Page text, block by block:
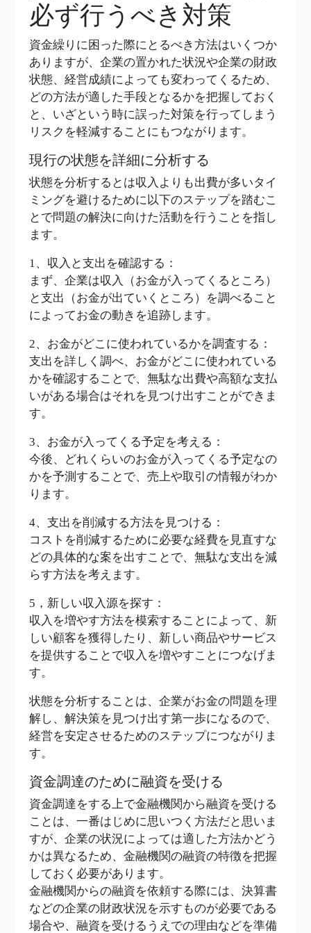
必ず行うべき対策
資金繰りに困った際にとるべき方法はいくつか
ありますが、企業の置かれた状況や企業の財政
状態、経営成績によっても変わってくるため、
どの方法が適した手段となるかを把握しておく
と、いざという時に誤った対策を行ってしまう
リスクを軽減することにもつながります。
現行の状態を詳細に分析する
状態を分析するとは収入よりも出費が多いタイ
ミングを避けるために以下のステップを踏むこ
とで問題の解決に向けた活動を行うことを指し
ます。
1、収入と支出を確認する：
まず、企業は収入（お金が入ってくるところ）
と支出（お金が出ていくところ）を調べること
によってお金の動きを追跡します。
2、お金がどこに使われているかを調査する：
支出を詳しく調べ、お金がどこに使われている
かを確認することで、無駄な出費や高額な支払
いがある場合はそれを見つけ出すことができま
す。
3、お金が入ってくる予定を考える：
今後、どれくらいのお金が入ってくる予定なの
かを予測することで、売上や取引の情報がわか
ります。
4、支出を削減する方法を見つける：
コストを削減するために必要な経費を見直すな
どの具体的な案を出すことで、無駄な支出を減
らす方法を考えます。
5，新しい収入源を探す：
収入を増やす方法を模索することによって、新
しい顧客を獲得したり、新しい商品やサービス
を提供することで収入を増やすことにつなげま
す。
状態を分析することは、企業がお金の問題を理
解し、解決策を見つけ出す第一歩になるので、
経営を安定させるためのステップにつながりま
す。
資金調達のために融資を受ける
資金調達をする上で金融機関から融資を受ける
ことは、一番はじめに思いつく方法だと思いま
すが、企業の状況によっては適した方法かどう
かは異なるため、金融機関の融資の特徴を把握
しておく必要があります。
金融機関からの融資を依頼する際には、決算書
などの企業の財政状況を示すものが必要である
場合や、融資を受けるうえでの理由などを準備